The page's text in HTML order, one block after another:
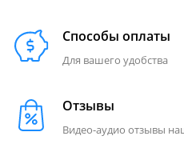
Способы оплаты
Для вашего удобства
Отзывы
Видео-аудио отзывы